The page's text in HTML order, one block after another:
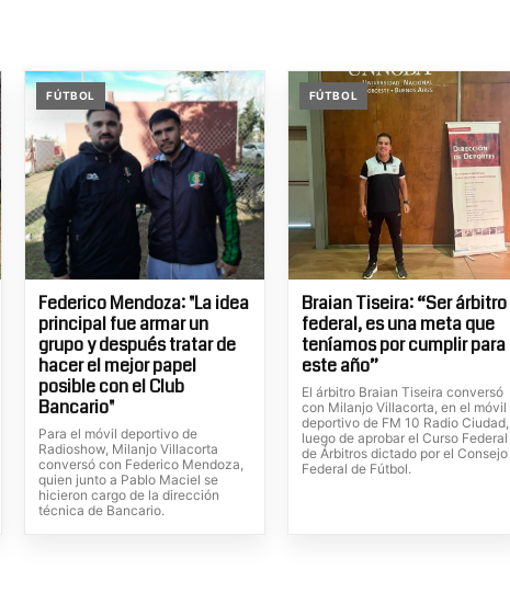
FÚTBOL
Federico Mendoza: "La idea
principal fue armar un
grupo y después tratar de
hacer el mejor papel
posible con el Club
Bancario"
Para el móvil deportivo de
Radioshow, Milanjo Villacorta
conversó con Federico Mendoza,
quien junto a Pablo Maciel se
hicieron cargo de la dirección
técnica de Bancario.
FÚTBOL
Braian Tiseira: “Ser árbitro
federal, es una meta que
teníamos por cumplir para
este año”
El árbitro Braian Tiseira conversó
con Milanjo Villacorta, en el móvil
deportivo de FM 10 Radio Ciudad,
luego de aprobar el Curso Federal
de Árbitros dictado por el Consejo
Federal de Fútbol.